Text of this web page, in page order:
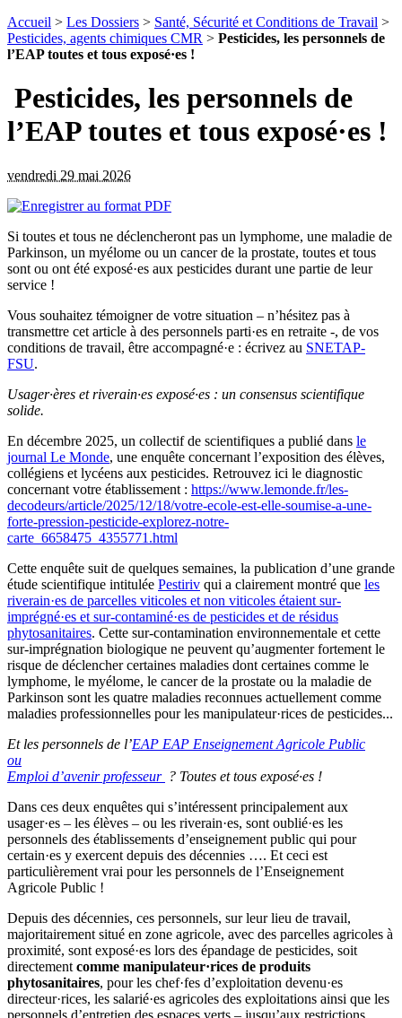
Accueil > Les Dossiers > Santé, Sécurité et Conditions de Travail >
Pesticides, agents chimiques CMR > Pesticides, les personnels de
l’EAP toutes et tous exposé·es !
Pesticides, les personnels de
l’EAP toutes et tous exposé·es !
vendredi 29 mai 2026
Si toutes et tous ne déclencheront pas un lymphome, une maladie de
Parkinson, un myélome ou un cancer de la prostate, toutes et tous
sont ou ont été exposé·es aux pesticides durant une partie de leur
service !
Vous souhaitez témoigner de votre situation – n’hésitez pas à
transmettre cet article à des personnels parti·es en retraite -, de vos
conditions de travail, être accompagné·e : écrivez au SNETAP-
FSU.
Usager·ères et riverain·es exposé·es : un consensus scientifique
solide.
En décembre 2025, un collectif de scientifiques a publié dans le
journal Le Monde, une enquête concernant l’exposition des élèves,
collégiens et lycéens aux pesticides. Retrouvez ici le diagnostic
concernant votre établissement : https://www.lemonde.fr/les-
decodeurs/article/2025/12/18/votre-ecole-est-elle-soumise-a-une-
forte-pression-pesticide-explorez-notre-
carte_6658475_4355771.html
Cette enquête suit de quelques semaines, la publication d’une grande
étude scientifique intitulée Pestiriv qui a clairement montré que les
riverain·es de parcelles viticoles et non viticoles étaient sur-
imprégné·es et sur-contaminé·es de pesticides et de résidus
phytosanitaires. Cette sur-contamination environnementale et cette
sur-imprégnation biologique ne peuvent qu’augmenter fortement le
risque de déclencher certaines maladies dont certaines comme le
lymphome, le myélome, le cancer de la prostate ou la maladie de
Parkinson sont les quatre maladies reconnues actuellement comme
maladies professionnelles pour les manipulateur·rices de pesticides...
Et les personnels de l’EAP EAP Enseignement Agricole Public
ou
Emploi d’avenir professeur ? Toutes et tous exposé·es !
Dans ces deux enquêtes qui s’intéressent principalement aux
usager·es – les élèves – ou les riverain·es, sont oublié·es les
personnels des établissements d’enseignement public qui pour
certain·es y exercent depuis des décennies …. Et ceci est
particulièrement vrai pour les personnels de l’Enseignement
Agricole Public !
Depuis des décennies, ces personnels, sur leur lieu de travail,
majoritairement situé en zone agricole, avec des parcelles agricoles à
proximité, sont exposé·es lors des épandage de pesticides, soit
directement comme manipulateur·rices de produits
phytosanitaires, pour les chef·fes d’exploitation devenu·es
directeur·rices, les salarié·es agricoles des exploitations ainsi que les
personnels d’entretien des espaces verts – jusqu’aux restrictions